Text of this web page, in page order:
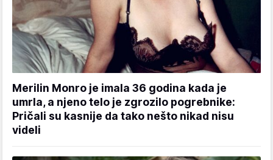
Merilin Monro je imala 36 godina kada je
umrla, a njeno telo je zgrozilo pogrebnike:
Pričali su kasnije da tako nešto nikad nisu
videli